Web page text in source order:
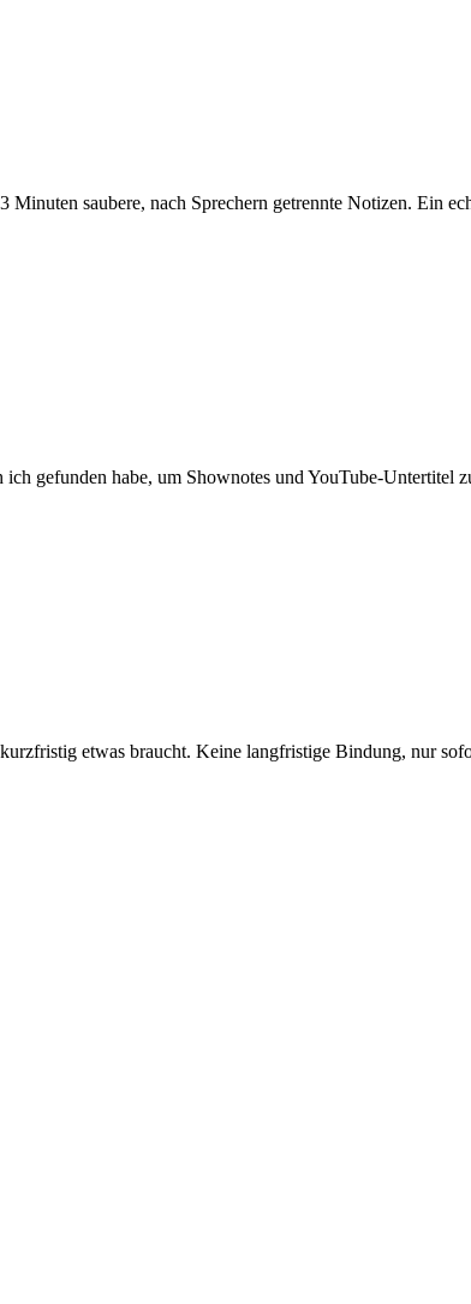
saubere, nach Sprechern getrennte Notizen. Ein
gefunden habe, um Shownotes und YouTube-Untertitel
etwas braucht. Keine langfristige Bindung, nur